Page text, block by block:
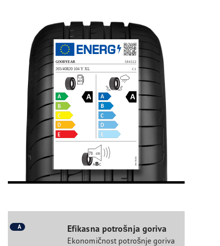
A Efikasna potrošnja goriva
Ekonomičnost potrošnje goriva